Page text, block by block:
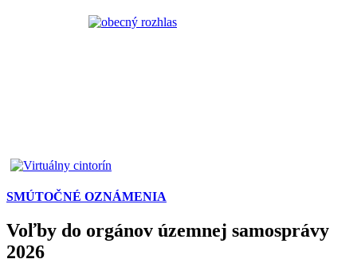
SMÚTOČNÉ OZNÁMENIA
Voľby do orgánov územnej samosprávy
2026